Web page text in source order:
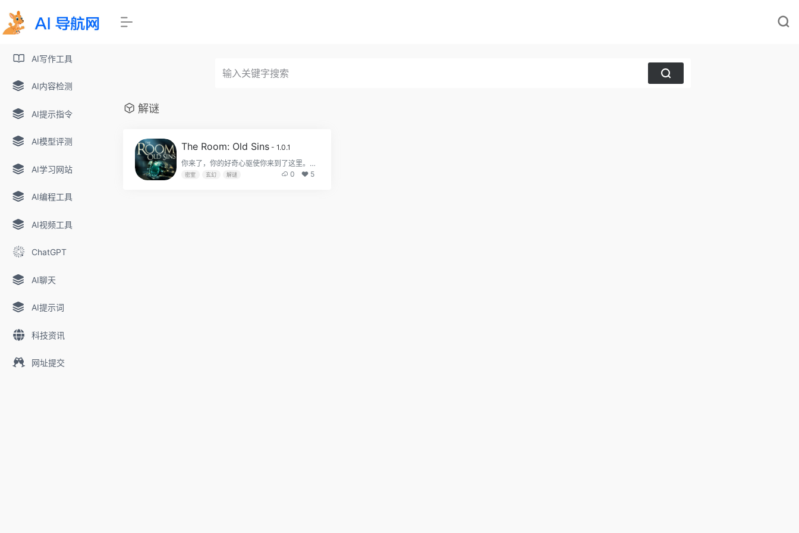
AI写作工具
AI内容检测
AI提示指令
AI模型评测
AI学习网站
AI编程工具
AI视频工具
ChatGPT
AI聊天
AI提示词
科技资讯
网址提交
解谜
The Room: Old Sins - 1.0.1
你来了，你的好奇心驱使你来到了这里。这里是《迷室》
密室 玄幻 解谜 0 5